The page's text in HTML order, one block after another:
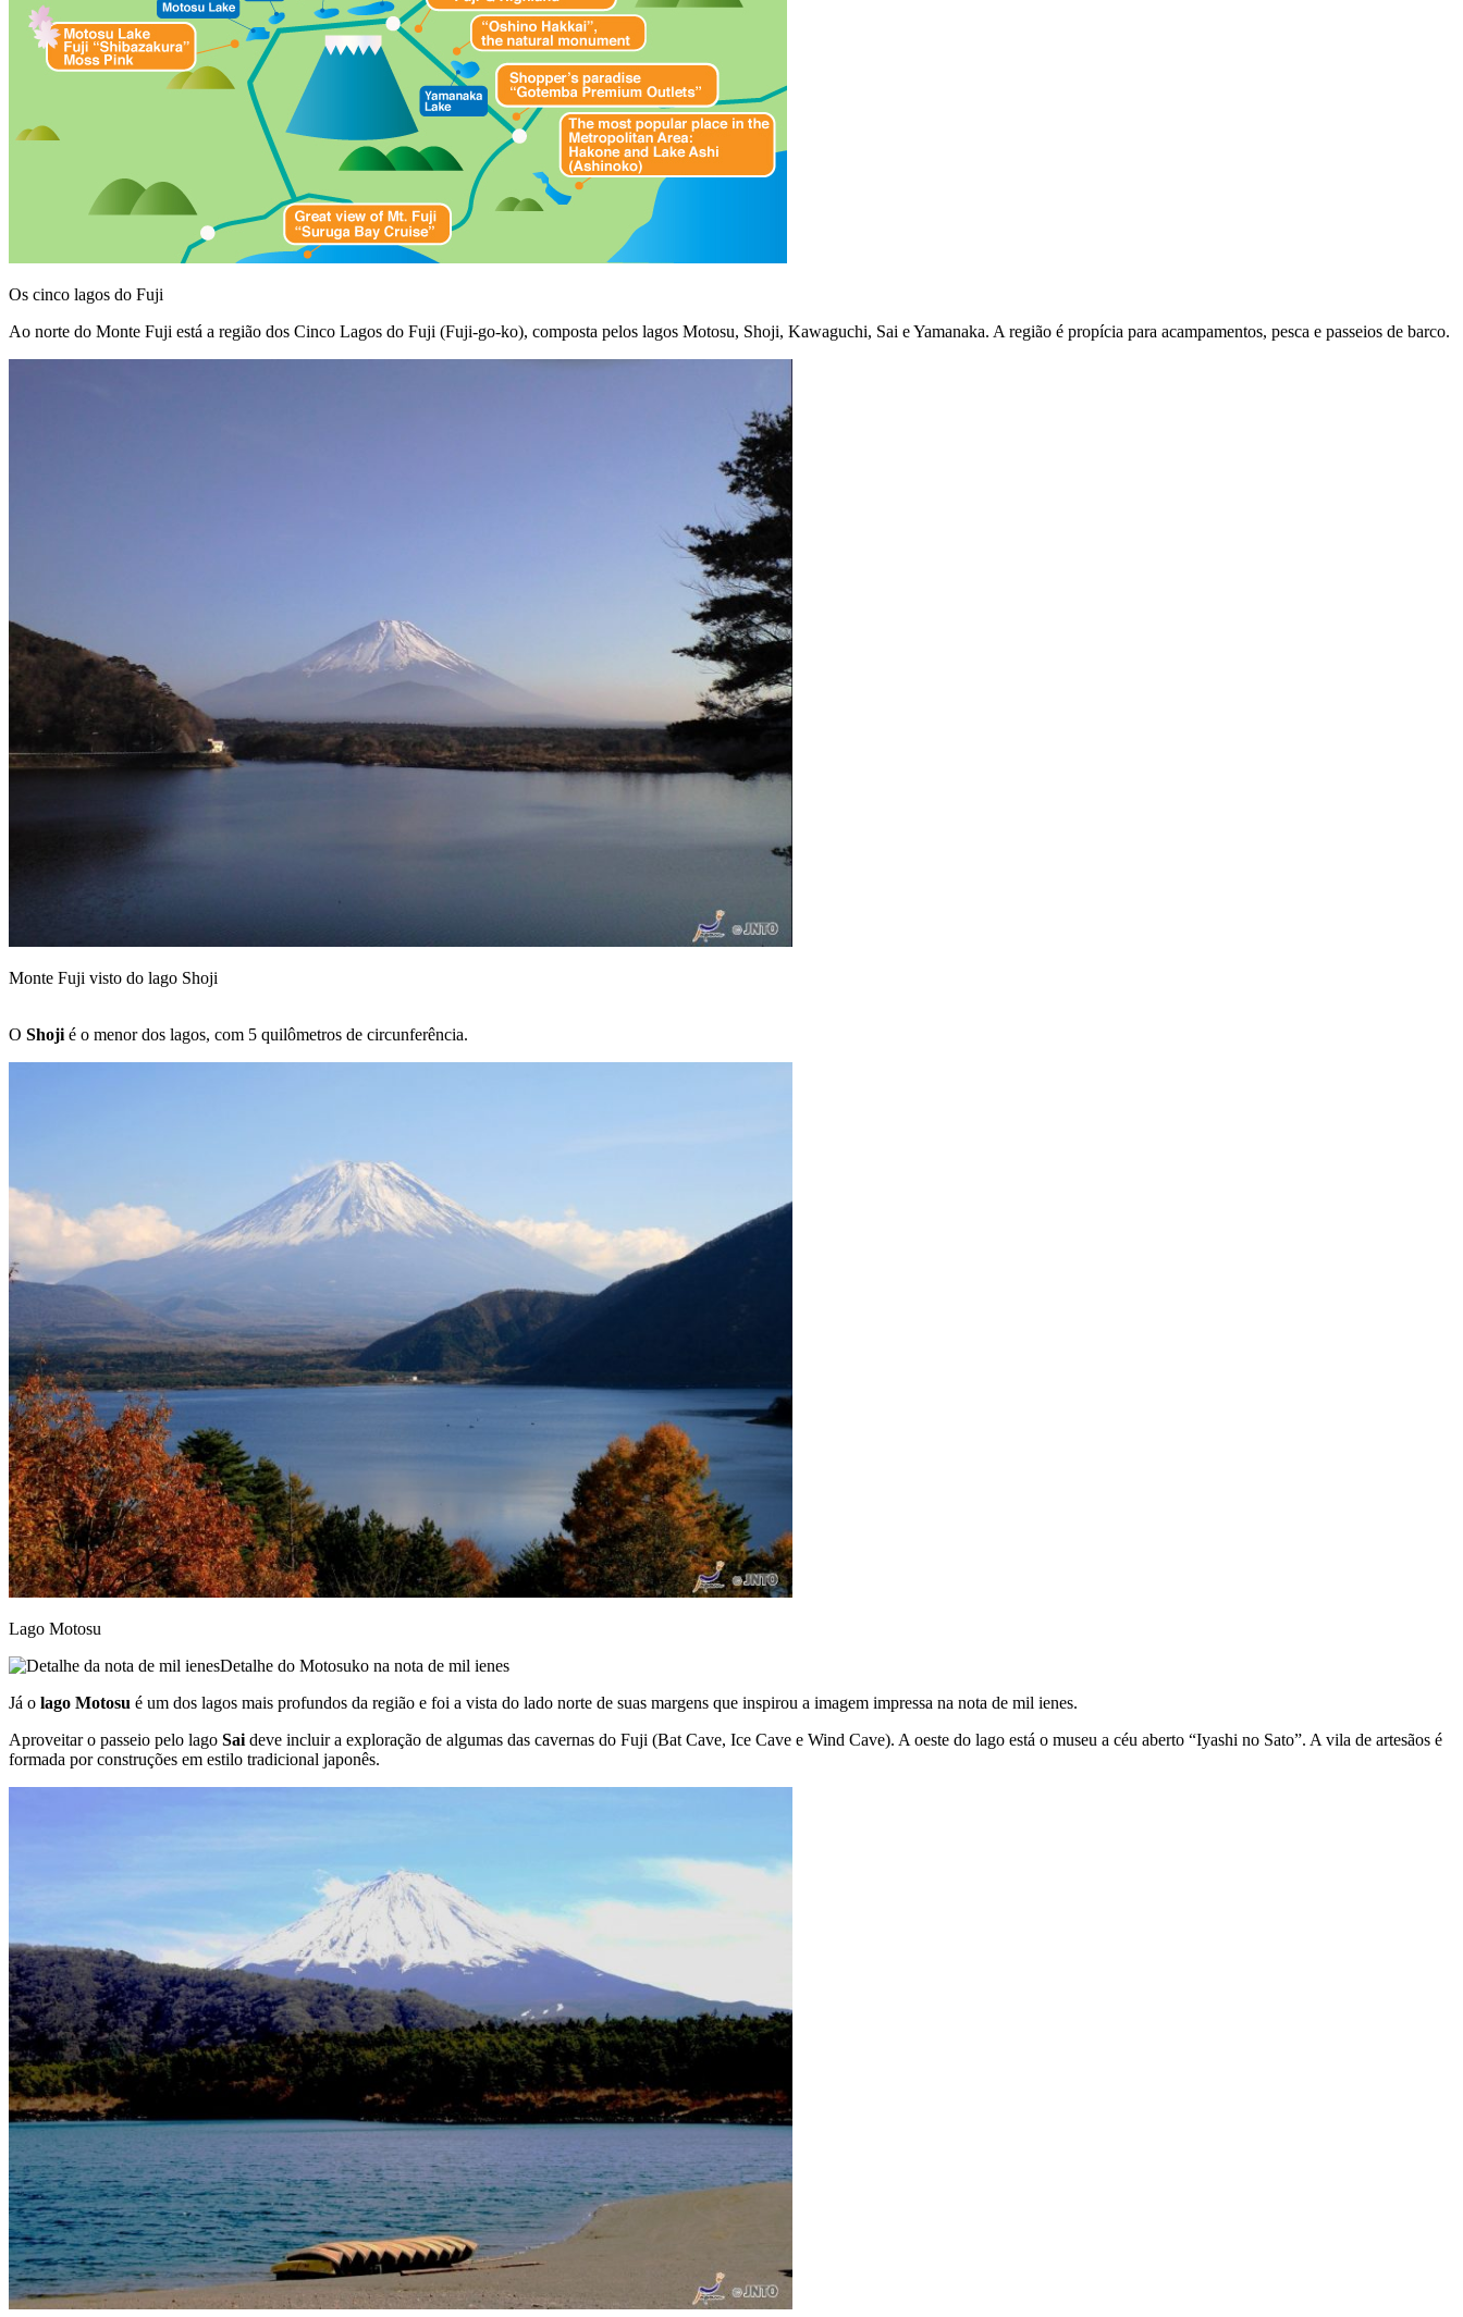
Os cinco lagos do Fuji
Ao norte do Monte Fuji está a região dos Cinco Lagos do Fuji (Fuji-go-ko), composta pelos lagos Motosu, Shoji, Kawaguchi, Sai e Yamanaka. A região é propícia para acampamentos, pesca e passeios de barco.
Monte Fuji visto do lago Shoji
O Shoji é o menor dos lagos, com 5 quilômetros de circunferência.
Lago Motosu
Detalhe do Motosuko na nota de mil ienes
Já o lago Motosu é um dos lagos mais profundos da região e foi a vista do lado norte de suas margens que inspirou a imagem impressa na nota de mil ienes.
Aproveitar o passeio pelo lago Sai deve incluir a exploração de algumas das cavernas do Fuji (Bat Cave, Ice Cave e Wind Cave). A oeste do lago está o museu a céu aberto “Iyashi no Sato”. A vila de artesãos é
formada por construções em estilo tradicional japonês.